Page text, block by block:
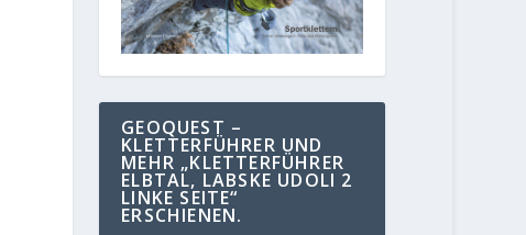
GEOQUEST –
KLETTERFÜHRER UND
MEHR „KLETTERFÜHRER
ELBTAL, LABSKE UDOLI 2
LINKE SEITE“
ERSCHIENEN.